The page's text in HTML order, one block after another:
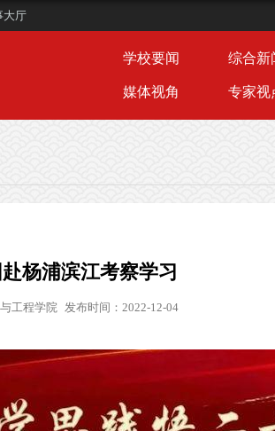
大厅
学校要闻 综合新
媒体视角 专家视
杨浦滨江考察学习
工程学院 发布时间：2022-12-04